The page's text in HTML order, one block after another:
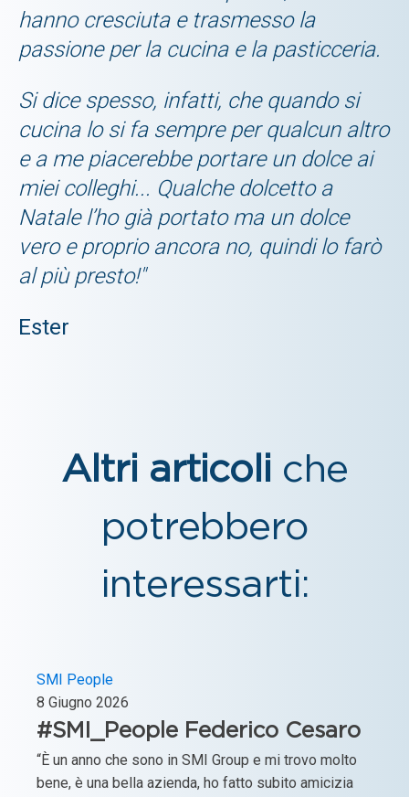
hanno cresciuta e trasmesso la
passione per la cucina e la pasticceria.
Si dice spesso, infatti, che quando si
cucina lo si fa sempre per qualcun altro
e a me piacerebbe portare un dolce ai
miei colleghi... Qualche dolcetto a
Natale l’ho già portato ma un dolce
vero e proprio ancora no, quindi lo farò
al più presto!"
Ester
Altri articoli che
potrebbero
interessarti:
SMI People
8 Giugno 2026
#SMI_People Federico Cesaro
“È un anno che sono in SMI Group e mi trovo molto
bene, è una bella azienda, ho fatto subito amicizia